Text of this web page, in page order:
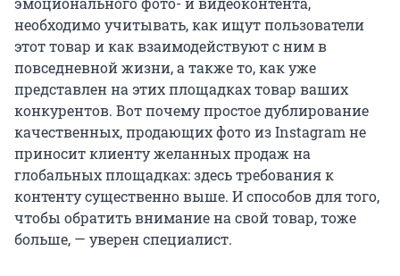
необходимо учитывать, как ищут пользователи
этот товар и как взаимодействуют с ним в
повседневной жизни, а также то, как уже
представлен на этих площадках товар ваших
конкурентов. Вот почему простое дублирование
качественных, продающих фото из Instagram не
приносит клиенту желанных продаж на
глобальных площадках: здесь требования к
контенту существенно выше. И способов для того,
чтобы обратить внимание на свой товар, тоже
больше, — уверен специалист.